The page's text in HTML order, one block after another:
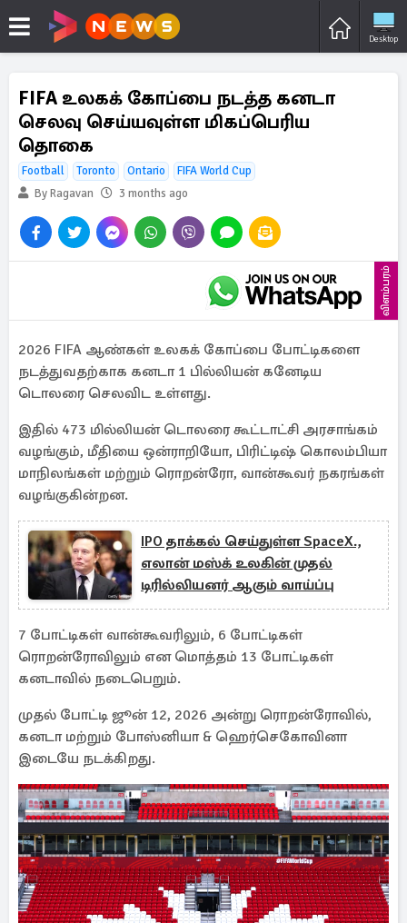
Desktop
FIFA உலகக் கோப்பை நடத்த கனடா
செலவு செய்யவுள்ள மிகப்பெரிய
தொகை
Football Toronto Ontario
FIFA World Cup
By Ragavan
3 months ago
விளம்பரம்
2026 FIFA ஆண்கள் உலகக் கோப்பை போட்டிகளை
நடத்துவதற்காக கனடா 1 பில்லியன் கனேடிய
டொலரை செலவிட உள்ளது.
இதில் 473 மில்லியன் டொலரை கூட்டாட்சி அரசாங்கம்
வழங்கும், மீதியை ஒன்ராறியோ, பிரிட்டிஷ் கொலம்பியா
மாநிலங்கள் மற்றும் ரொறன்ரோ, வான்கூவர் நகரங்கள்
வழங்குகின்றன.
IPO தாக்கல் செய்துள்ள SpaceX.,
எலான் மஸ்க் உலகின் முதல்
டிரில்லியனர் ஆகும் வாய்ப்பு
7 போட்டிகள் வான்கூவரிலும், 6 போட்டிகள்
ரொறன்ரோவிலும் என மொத்தம் 13 போட்டிகள்
கனடாவில் நடைபெறும்.
முதல் போட்டி ஜூன் 12, 2026 அன்று ரொறன்ரோவில்,
கனடா மற்றும் போஸ்னியா & ஹெர்செகோவினா
இடையே நடக்கிறது.